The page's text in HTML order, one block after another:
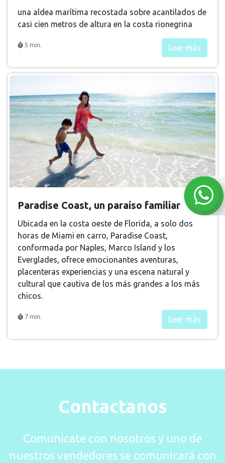
una aldea marítima recostada sobre acantilados de
casi cien metros de altura en la costa rionegrina
5 min. Leer más
Paradise Coast, un paraíso familiar
Ubicada en la costa oeste de Florida, a solo dos
horas de Miami en carro, Paradise Coast,
conformada por Naples, Marco Island y los
Everglades, ofrece emocionantes aventuras,
placenteras experiencias y una escena natural y
cultural que cautiva de los más grandes a los más
chicos.
7 min. Leer más
Contactanos
Comunicate con nosotros y uno de
nuestros vendedores se comunicará con